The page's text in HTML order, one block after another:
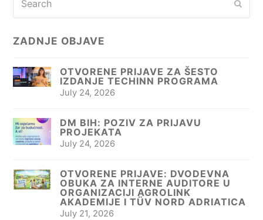
ZADNJE OBJAVE
OTVORENE PRIJAVE ZA ŠESTO
IZDANJE TECHINN PROGRAMA
July 24, 2026
DM BIH: POZIV ZA PRIJAVU
PROJEKATA
July 24, 2026
OTVORENE PRIJAVE: DVODEVNA
OBUKA ZA INTERNE AUDITORE U
ORGANIZACIJI AGROLINK
AKADEMIJE I TÜV NORD ADRIATICA
July 21, 2026